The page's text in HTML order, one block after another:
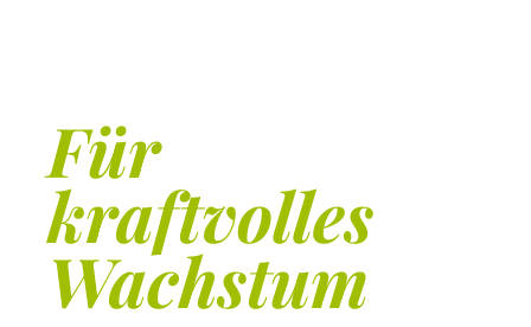
Für
kraftvolles
Wachstum